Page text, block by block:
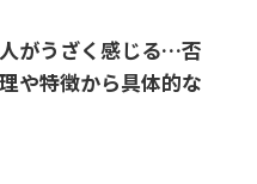
がうざく感じる…否
や特徴から具体的な